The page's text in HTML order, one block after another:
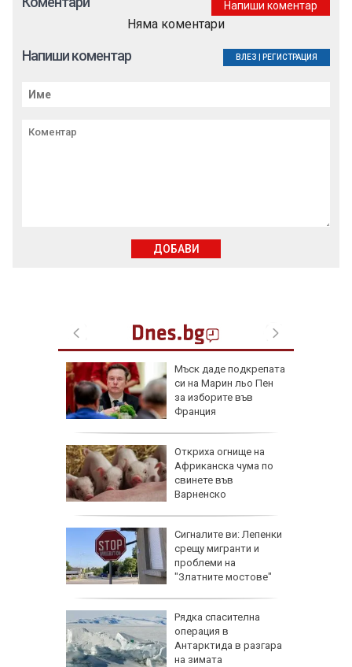
Мъск даде подкрепата
си на Марин льо Пен
за изборите във
Франция
Откриха огнище на
Африканска чума по
свинете във
Варненско
Сигналите ви: Лепенки
срещу мигранти и
проблеми на
"Златните мостове"
Рядка спасителна
операция в
Антарктида в разгара
на зимата
Напиши коментар
Няма коментари
Напиши коментар ВЛЕЗ РЕГИСТРАЦИЯ
ДОБАВИ